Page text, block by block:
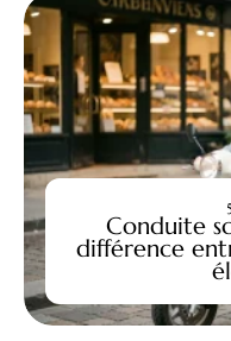
Conduite
différence